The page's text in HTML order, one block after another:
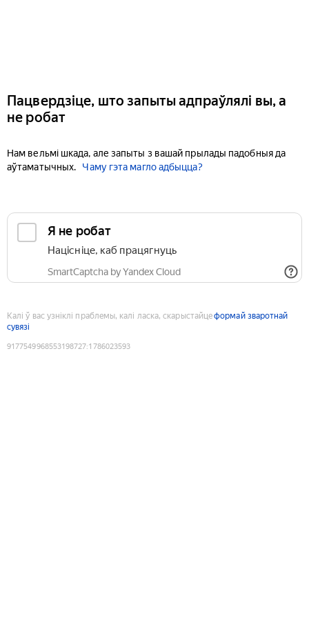
Пацвердзіце, што запыты адпраўлялі вы, а
не робат
Нам вельмі шкада, але запыты з вашай прылады падобныя да
аўтаматычных.
Чаму гэта магло адбыцца?
Я не робат
Націсніце, каб працягнуць
SmartCaptcha by Yandex Cloud
Калі ў вас узніклі праблемы, калі ласка, скарыстайцеформай зваротнай
сувязі
9177549968553198727:1786023593